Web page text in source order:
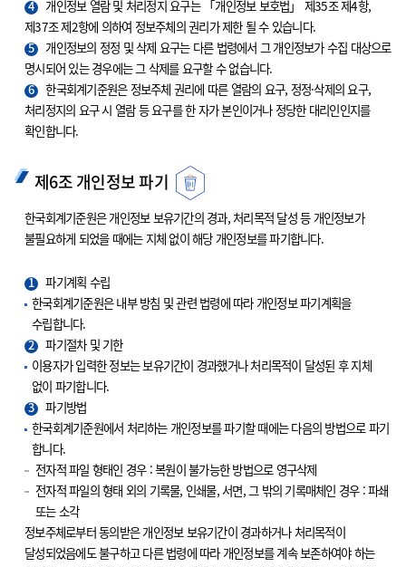
4
개인정보 열람 및 처리정지 요구는 「개인정보 보호법」 제35조 제4항,
제37조 제2항에 의하여 정보주체의 권리가 제한 될 수 있습니다.
5
개인정보의 정정 및 삭제 요구는 다른 법령에서 그 개인정보가 수집 대상으로
명시되어 있는 경우에는 그 삭제를 요구할 수 없습니다.
6
한국회계기준원은 정보주체 권리에 따른 열람의 요구, 정정·삭제의 요구,
처리정지의 요구 시 열람 등 요구를 한 자가 본인이거나 정당한 대리인인지를
확인합니다.
제6조 개인정보 파기
한국회계기준원은 개인정보 보유기간의 경과, 처리목적 달성 등 개인정보가
불필요하게 되었을 때에는 지체 없이 해당 개인정보를 파기합니다.
1
파기계획 수립
한국회계기준원은 내부 방침 및 관련 법령에 따라 개인정보 파기계획을
수립합니다.
2
파기절차 및 기한
이용자가 입력한 정보는 보유기간이 경과했거나 처리목적이 달성된 후 지체
없이 파기합니다.
3
파기방법
한국회계기준원에서 처리하는 개인정보를 파기할 때에는 다음의 방법으로 파기
합니다.
전자적 파일 형태인 경우 : 복원이 불가능한 방법으로 영구삭제
전자적 파일의 형태 외의 기록물, 인쇄물, 서면, 그 밖의 기록매체인 경우 : 파쇄
또는 소각
정보주체로부터 동의받은 개인정보 보유기간이 경과하거나 처리목적이
달성되었음에도 불구하고 다른 법령에 따라 개인정보를 계속 보존하여야 하는